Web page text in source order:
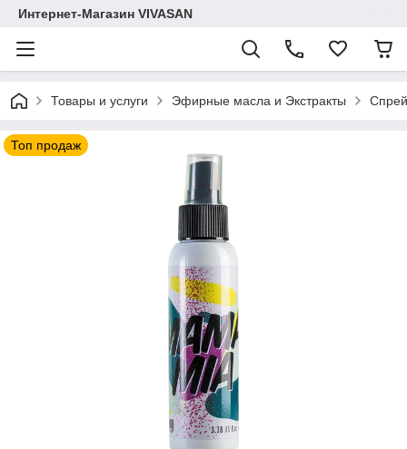
Интернет-Магазин VIVASAN
Товары и услуги Эфирные масла и Экстракты
Топ продаж